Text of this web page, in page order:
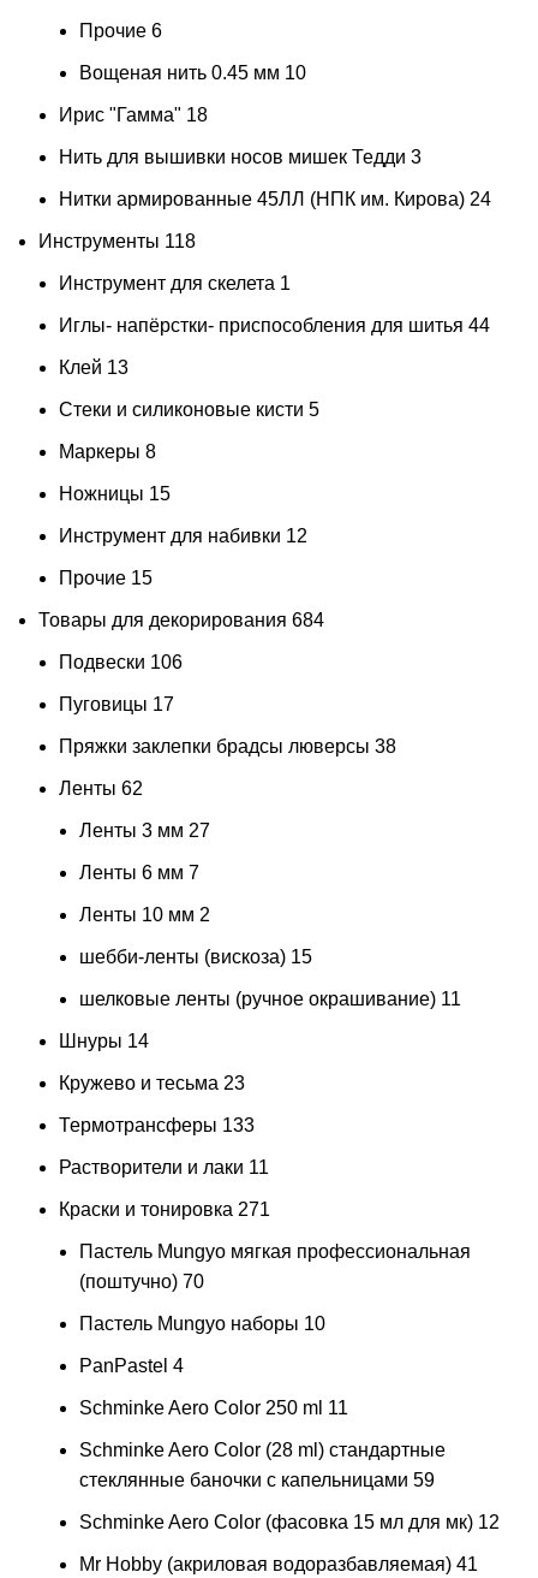
Прочие 6
Вощеная нить 0.45 мм 10
Ирис "Гамма" 18
Нить для вышивки носов мишек Тедди 3
Нитки армированные 45ЛЛ (НПК им. Кирова) 24
Инструменты 118
Инструмент для скелета 1
Иглы- напёрстки- приспособления для шитья 44
Клей 13
Стеки и силиконовые кисти 5
Маркеры 8
Ножницы 15
Инструмент для набивки 12
Прочие 15
Товары для декорирования 684
Подвески 106
Пуговицы 17
Пряжки заклепки брадсы люверсы 38
Ленты 62
Ленты 3 мм 27
Ленты 6 мм 7
Ленты 10 мм 2
шебби-ленты (вискоза) 15
шелковые ленты (ручное окрашивание) 11
Шнуры 14
Кружево и тесьма 23
Термотрансферы 133
Растворители и лаки 11
Краски и тонировка 271
Пастель Mungyo мягкая профессиональная
(поштучно) 70
Пастель Mungyo наборы 10
PanPastel 4
Schminke Aero Color 250 ml 11
Schminke Aero Color (28 ml) стандартные
стеклянные баночки с капельницами 59
Schminke Aero Color (фасовка 15 мл для мк) 12
Mr Hobby (акриловая водоразбавляемая) 41